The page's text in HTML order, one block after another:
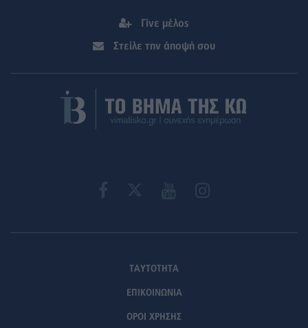
Γίνε μέλος
Στείλε την άποψή σου
ΤΑΥΤΟΤΗΤΑ
ΕΠΙΚΟΙΝΩΝΙΑ
ΟΡΟΙ ΧΡΗΣΗΣ